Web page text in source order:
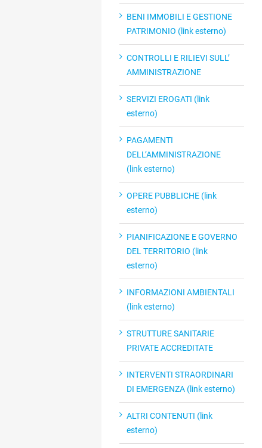
BENI IMMOBILI E GESTIONE
PATRIMONIO (link esterno)
CONTROLLI E RILIEVI SULL’
AMMINISTRAZIONE
SERVIZI EROGATI (link
esterno)
PAGAMENTI
DELL’AMMINISTRAZIONE
(link esterno)
OPERE PUBBLICHE (link
esterno)
PIANIFICAZIONE E GOVERNO
DEL TERRITORIO (link
esterno)
INFORMAZIONI AMBIENTALI
(link esterno)
STRUTTURE SANITARIE
PRIVATE ACCREDITATE
INTERVENTI STRAORDINARI
DI EMERGENZA (link esterno)
ALTRI CONTENUTI (link
esterno)